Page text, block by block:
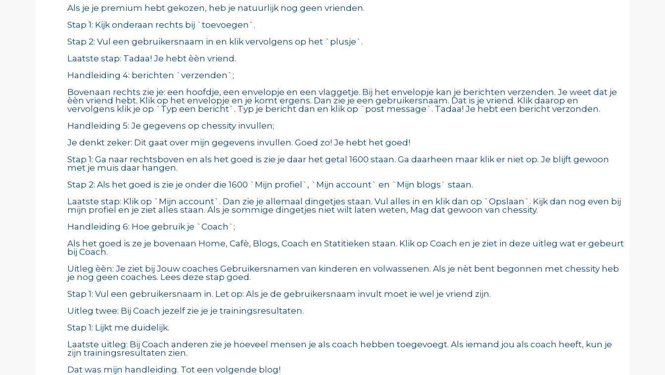
Als je je premium hebt gekozen, heb je natuurlijk nog geen vrienden.
Stap 1: Kijk onderaan rechts bij `toevoegen`.
Stap 2: Vul een gebruikersnaam in en klik vervolgens op het `plusje`.
Laatste stap: Tadaa! Je hebt èèn vriend.
Handleiding 4: berichten `verzenden`;
Bovenaan rechts zie je: een hoofdje, een envelopje en een vlaggetje. Bij het envelopje kan je berichten verzenden. Je weet dat je
èèn vriend hebt. Klik op het envelopje en je komt ergens. Dan zie je een gebruikersnaam. Dat is je vriend. Klik daarop en
vervolgens klik je op `Typ een bericht`. Typ je bericht dan en klik op `post message`. Tadaa! Je hebt een bericht verzonden.
Handleiding 5: Je gegevens op chessity invullen;
Je denkt zeker: Dit gaat over mijn gegevens invullen. Goed zo! Je hebt het goed!
Stap 1: Ga naar rechtsboven en als het goed is zie je daar het getal 1600 staan. Ga daarheen maar klik er niet op. Je blijft gewoon
met je muis daar hangen.
Stap 2: Als het goed is zie je onder die 1600 `Mijn profiel`, `Mijn account` en `Mijn blogs` staan.
Laatste stap: Klik op `Mijn account`. Dan zie je allemaal dingetjes staan. Vul alles in en klik dan op `Opslaan`. Kijk dan nog even bij
mijn profiel en je ziet alles staan. Als je sommige dingetjes niet wilt laten weten, Mag dat gewoon van chessity.
Handleiding 6: Hoe gebruik je `Coach`;
Als het goed is ze je bovenaan Home, Cafè, Blogs, Coach en Statitieken staan. Klik op Coach en je ziet in deze uitleg wat er gebeurt
bij Coach.
Uitleg èèn: Je ziet bij Jouw coaches Gebruikersnamen van kinderen en volwassenen. Als je nèt bent begonnen met chessity heb
je nog geen coaches. Lees deze stap goed.
Stap 1: Vul een gebruikersnaam in. Let op: Als je de gebruikersnaam invult moet ie wel je vriend zijn.
Uitleg twee: Bij Coach jezelf zie je je trainingsresultaten.
Stap 1: Lijkt me duidelijk.
Laatste uitleg: Bij Coach anderen zie je hoeveel mensen je als coach hebben toegevoegt. Als iemand jou als coach heeft, kun je
zijn trainingsresultaten zien.
Dat was mijn handleiding. Tot een volgende blog!